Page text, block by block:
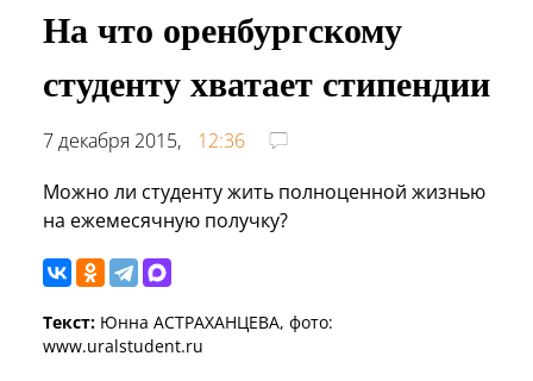
На что оренбургскому
студенту хватает стипендии
7 декабря 2015,
12:36
Можно ли студенту жить полноценной жизнью
на ежемесячную получку?
Текст: Юнна АСТРАХАНЦЕВА, фото:
www.uralstudent.ru